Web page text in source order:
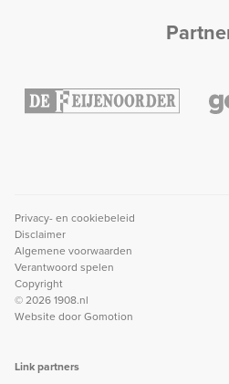
Privacy- en cookiebeleid
Disclaimer
Algemene voorwaarden
Verantwoord spelen
Copyright
© 2026 1908.nl
Website doorGomotion
Link partners